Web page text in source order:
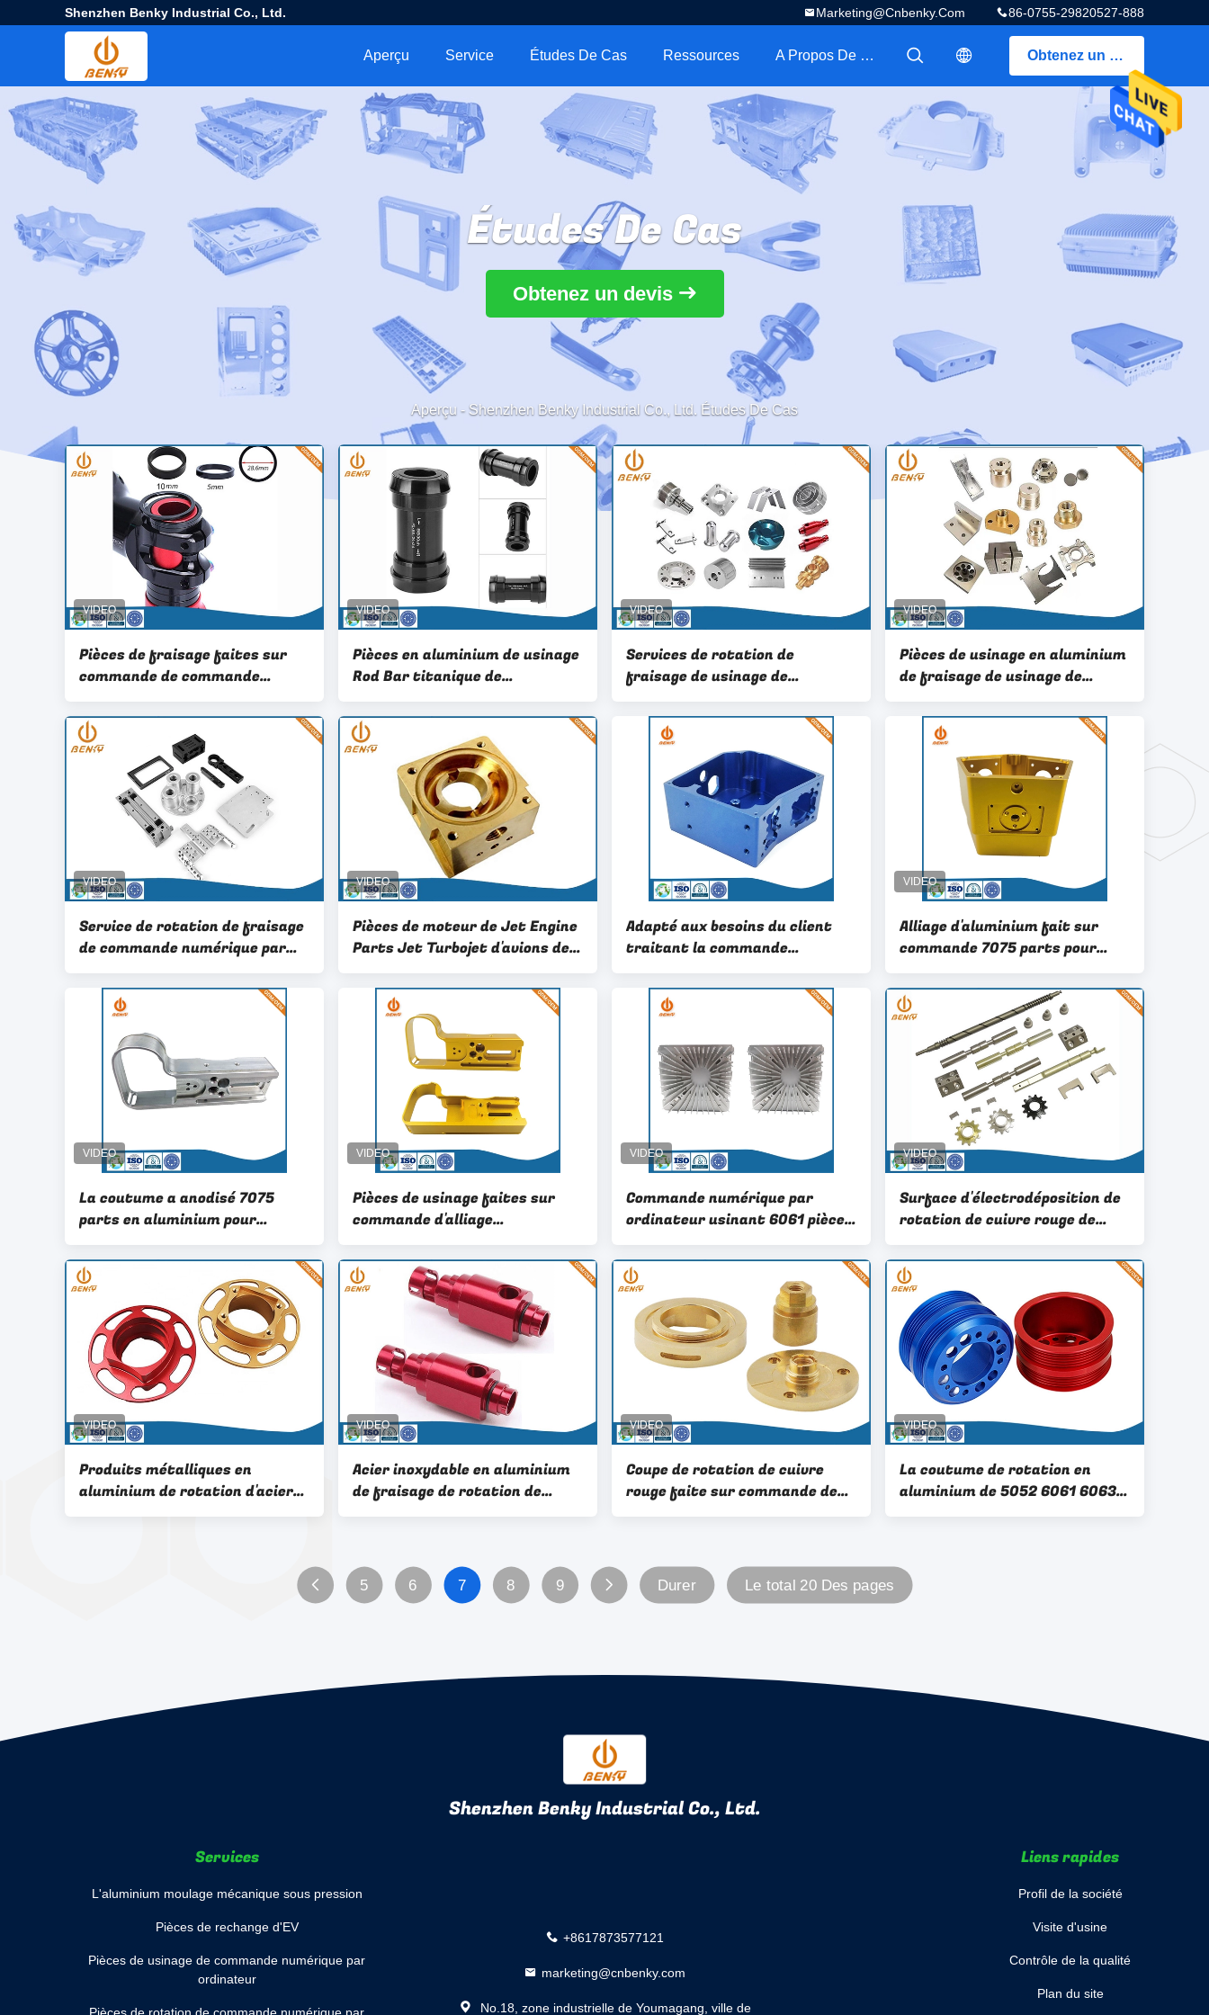
Shenzhen Benky Industrial Co., Ltd. 86-0755-29820527-888
Marketing@cnbenky.com
Obtenez un devis
描述
描述
Aperçu Service Études De Cas Ressources A Propos De Nous
Études De Cas
Obtenez un devis
Aperçu - Shenzhen Benky Industrial Co., Ltd. Études De Cas
Pièces de fraisage faites sur
commande de commande
numérique par ordinateur
d'OEM tournant le service pour
le pneu de vélo de poche
Pièces en aluminium de usinage
Rod Bar titanique de
commande numérique par
ordinateur de ROHS ISO2768FH
Services de rotation de
fraisage de usinage de
commande numérique par
ordinateur de précision de
cuivre en laiton pour les pièces
médicales
Pièces de usinage en aluminium
de fraisage de usinage de
commande numérique par
ordinateur de boîte de
radiateur de commande
numérique par ordinateur de
précision
Service de rotation de fraisage
de commande numérique par
ordinateur en métal anodisant
5 pièces en aluminium de
usinage de commande
numérique par ordinateur d'axe
Pièces de moteur de Jet Engine
Parts Jet Turbojet d'avions de
commande numérique par
ordinateur pour les industries
aérospatiales
Adapté aux besoins du client
traitant la commande
numérique par ordinateur
traitant pour le traitement de
pièces de boîte d'installation de
Alliage d'aluminium fait sur
commande 7075 parts pour
l'équipement d'automation
intelligente
La coutume a anodisé 7075
parts en aluminium pour
l'équipement aérospatial
Pièces de usinage faites sur
commande d'alliage
d'aluminium de service de
commande numérique par
ordinateur pour l'équipement
aérospatial
Commande numérique par
ordinateur usinant 6061 pièces
d'alliage d'aluminium pour le
système de refroidissement de
l'équipement d'automation
intelligente
Surface d'électrodéposition de
rotation de cuivre rouge de
Chrome de pièces de commande
numérique par ordinateur de
haute précision
Produits métalliques en
aluminium de rotation d'acier
inoxydable de pièces de
Acier inoxydable en aluminium
de fraisage de rotation de
pièces de commande numérique
Coupe de rotation de cuivre
rouge faite sur commande de
laser de haute précision de
La coutume de rotation en
aluminium de 5052 6061 6063
7075 pièces de commande
5 6 7 8 9 Durer Le total 20 Des pages
Shenzhen Benky Industrial Co., Ltd.
Services
L'aluminium moulage mécanique sous pression
Pièces de rechange d'EV
Pièces de usinage de commande numérique par
ordinateur
+8617873577121
marketing@cnbenky.com
No.18, zone industrielle de Youmagang, ville de
Liens rapides
Profil de la société
Visite d'usine
Contrôle de la qualité
Plan du site